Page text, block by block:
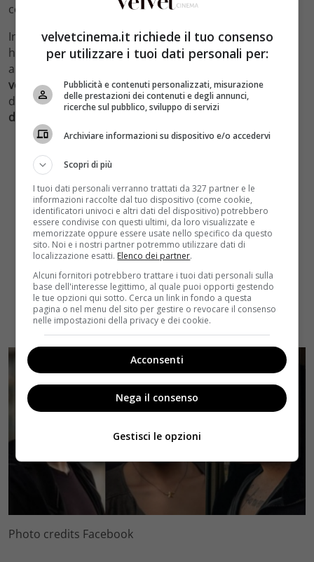
con la messa in onda.
Intanto è stata ufficializzata già la quinta stagione. Così
ha commentato la notizia il produttore Riccardo Tozzi
ancora una volta sull’autorevole
volontà di proseguire per una quinta, durante l’estate
decideremo dove andare con la storia.Ne stiamo
discutendo già ora
“. Lo spettacolo andrà quindi avanti.
Photo credits Facebook
velvetcinema.it richiede il tuo consenso
per utilizzare i tuoi dati personali per:
Pubblicità e contenuti personalizzati, misurazione
delle prestazioni dei contenuti e degli annunci,
ricerche sul pubblico, sviluppo di servizi
Archiviare informazioni su dispositivo e/o accedervi
Scopri di più
I tuoi dati personali verranno trattati da 327 partner e le
informazioni raccolte dal tuo dispositivo (come cookie,
identificatori univoci e altri dati del dispositivo) potrebbero
essere condivise con questi ultimi, da loro visualizzate e
memorizzate oppure essere usate nello specifico da questo
sito. Noi e i nostri partner potremmo utilizzare dati di
localizzazione esatti. Elenco dei partner.
Alcuni fornitori potrebbero trattare i tuoi dati personali sulla
base dell'interesse legittimo, al quale puoi opporti gestendo
le tue opzioni qui sotto. Cerca un link in fondo a questa
pagina o nel menu del sito per gestire o revocare il consenso
nelle impostazioni della privacy e dei cookie.
Acconsenti
Nega il consenso
Gestisci le opzioni